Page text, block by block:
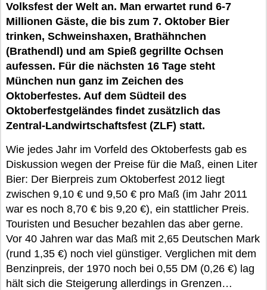
Volksfest der Welt an. Man erwartet rund 6-7
Millionen Gäste, die bis zum 7. Oktober Bier
trinken, Schweinshaxen, Brathähnchen
(Brathendl) und am Spieß gegrillte Ochsen
aufessen. Für die nächsten 16 Tage steht
München nun ganz im Zeichen des
Oktoberfestes. Auf dem Südteil des
Oktoberfestgeländes findet zusätzlich das
Zentral-Landwirtschaftsfest (ZLF) statt.
Wie jedes Jahr im Vorfeld des Oktoberfests gab es
Diskussion wegen der Preise für die Maß, einen Liter
Bier: Der Bierpreis zum Oktoberfest 2012 liegt
zwischen 9,10 € und 9,50 € pro Maß (im Jahr 2011
war es noch 8,70 € bis 9,20 €), ein stattlicher Preis.
Touristen und Besucher bezahlen das aber gerne.
Vor 40 Jahren war das Maß mit 2,65 Deutschen Mark
(rund 1,35 €) noch viel günstiger. Verglichen mit dem
Benzinpreis, der 1970 noch bei 0,55 DM (0,26 €) lag
hält sich die Steigerung allerdings in Grenzen…